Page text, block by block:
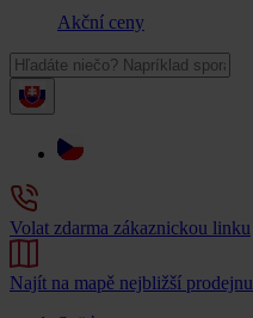
Akční ceny
Volat zdarma zákaznickou linku
Najít na mapě nejbližší prodejnu